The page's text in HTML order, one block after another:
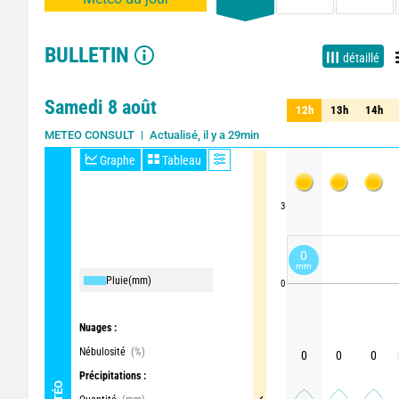
BULLETIN détaillé
Samedi 8 août
METEO CONSULT Actualisé, il y a 29min
Graphe Tableau
Pluie(mm)
Nuages :
Nébulosité (%)
Précipitations :
3
0
12h 13h 14h
12h 13h 14h
0 0 0
0
mm